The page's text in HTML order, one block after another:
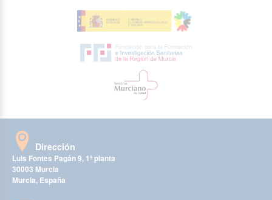
Dirección
Luis Fontes Pagán 9, 1ª planta
30003 Murcia
Murcia, España